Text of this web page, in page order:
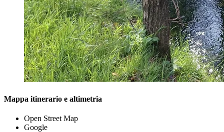
Mappa itinerario e altimetria
Open Street Map
Google